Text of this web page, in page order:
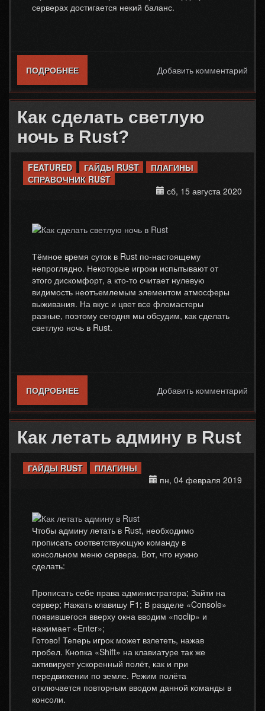
серверах достигается некий баланс.
ПОДРОБНЕЕО ЧТО ТАКОЕ РЕЙД БЛОК (RAID BLOCK)
В RUST
Добавить комментарий
Как сделать светлую
ночь в Rust?
FEATURED ГАЙДЫ RUST
ПЛАГИНЫ
СПРАВОЧНИК RUST
сб, 15 августа 2020
Тёмное время суток в Rust по-настоящему
непроглядно. Некоторые игроки испытывают от
этого дискомфорт, а кто-то считает нулевую
видимость неотъемлемым элементом атмосферы
выживания. На вкус и цвет все фломастеры
разные, поэтому сегодня мы обсудим, как сделать
светлую ночь в Rust.
ПОДРОБНЕЕО КАК СДЕЛАТЬ СВЕТЛУЮ НОЧЬ В
RUST?
Добавить комментарий
Как летать админу в Rust
ГАЙДЫ RUST
ПЛАГИНЫ
пн, 04 февраля 2019
Чтобы админу летать в Rust, необходимо
прописать соответствующую команду в
консольном меню сервера. Вот, что нужно
сделать:
Прописать себе права администратора; Зайти на
сервер; Нажать клавишу F1; В разделе «Console»
появившегося вверху окна вводим «noclip» и
нажимает «Enter»;
Готово! Теперь игрок может взлететь, нажав
пробел. Кнопка «Shift» на клавиатуре так же
активирует ускоренный полёт, как и при
передвижении по земле. Режим полёта
отключается повторным вводом данной команды в
консоли.